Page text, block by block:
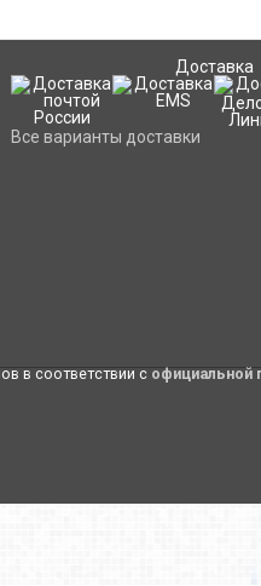
Доставка
Все варианты доставки
в соответствии с официальной